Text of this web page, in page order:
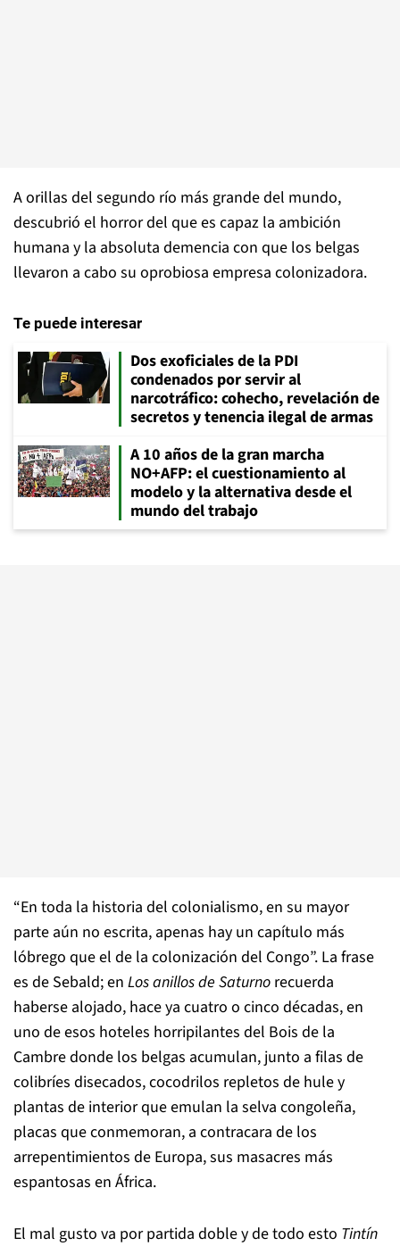
A orillas del segundo río más grande del mundo,
descubrió el horror del que es capaz la ambición
humana y la absoluta demencia con que los belgas
llevaron a cabo su oprobiosa empresa colonizadora.
Te puede interesar
Dos exoficiales de la PDI
condenados por servir al
narcotráfico: cohecho, revelación de
secretos y tenencia ilegal de armas
A 10 años de la gran marcha
NO+AFP: el cuestionamiento al
modelo y la alternativa desde el
mundo del trabajo
“En toda la historia del colonialismo, en su mayor
parte aún no escrita, apenas hay un capítulo más
lóbrego que el de la colonización del Congo”. La frase
es de Sebald; en Los anillos de Saturno recuerda
haberse alojado, hace ya cuatro o cinco décadas, en
uno de esos hoteles horripilantes del Bois de la
Cambre donde los belgas acumulan, junto a filas de
colibríes disecados, cocodrilos repletos de hule y
plantas de interior que emulan la selva congoleña,
placas que conmemoran, a contracara de los
arrepentimientos de Europa, sus masacres más
espantosas en África.
El mal gusto va por partida doble y de todo esto Tintín